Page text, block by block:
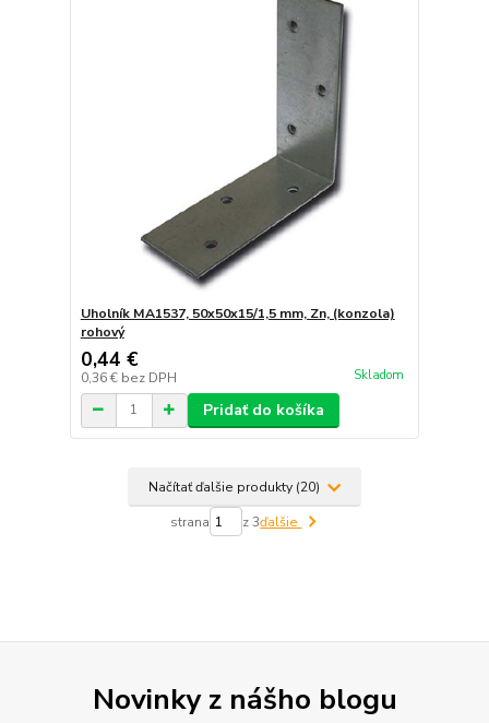
Uholník MA1537, 50x50x15/1,5 mm, Zn, (konzola)
rohový
0,44 €
0,36 € bez DPH Skladom
Pridať do košíka
Načítať ďalšie produkty (20)
strana z 3ďalšie
Novinky z nášho blogu